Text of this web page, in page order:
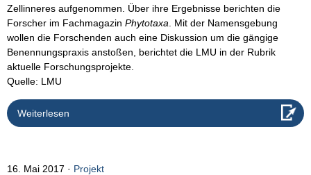
Zellinneres aufgenommen. Über ihre Ergebnisse berichten die
Forscher im Fachmagazin Phytotaxa . Mit der Namensgebung
wollen die Forschenden auch eine Diskussion um die gängige
Benennungspraxis anstoßen, berichtet die LMU in der Rubrik
aktuelle Forschungsprojekte.
Quelle: LMU
Weiterlesen
16. Mai 2017 Projekt